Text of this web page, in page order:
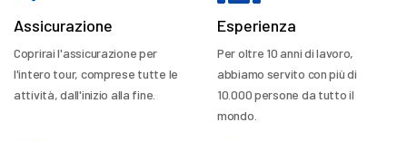
Assicurazione
Coprirai l'assicurazione per
l'intero tour, comprese tutte le
attività, dall'inizio alla fine.
Esperienza
Per oltre 10 anni di lavoro,
abbiamo servito con più di
10.000 persone da tutto il
mondo.